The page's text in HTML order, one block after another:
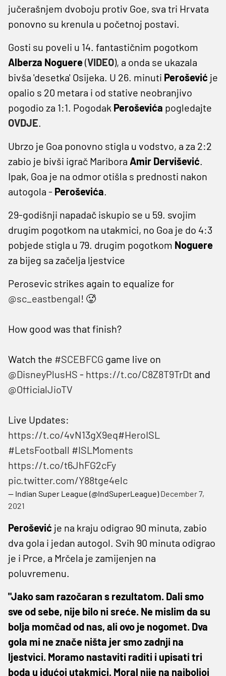
jučerašnjem dvoboju protiv Goe, sva tri Hrvata
ponovno su krenula u početnoj postavi.
Gosti su poveli u 14. fantastičnim pogotkom
Alberza Noguere(VIDEO), a onda se ukazala
bivša 'desetka' Osijeka. U 26. minuti Perošević je
opalio s 20 metara i od stative neobranjivo
pogodio za 1:1. Pogodak Peroševića pogledajte
OVDJE.
Ubrzo je Goa ponovno stigla u vodstvo, a za 2:2
zabio je bivši igrač Maribora Amir Dervišević.
Ipak, Goa je na odmor otišla s prednosti nakon
autogola - Peroševića.
29-godišnji napadač iskupio se u 59. svojim
drugim pogotkom na utakmici, no Goa je do 4:3
pobjede stigla u 79. drugim pogotkom Noguere
za bijeg sa začelja ljestvice
Perosevic strikes again to equalize for
@sc_eastbengal! 🥵
How good was that finish?
Watch the #SCEBFCG game live on
@DisneyPlusHS - https://t.co/C8Z8T9TrDt and
@OfficialJioTV
Live Updates:
https://t.co/4vN13gX9eq#HeroISL
#LetsFootball #ISLMoments
https://t.co/t6JhFG2cFy
pic.twitter.com/Y88tge4elc
— Indian Super League (@IndSuperLeague)December 7,
2021
Perošević je na kraju odigrao 90 minuta, zabio
dva gola i jedan autogol. Svih 90 minuta odigrao
je i Prce, a Mrčela je zamijenjen na
poluvremenu.
"Jako sam razočaran s rezultatom. Dali smo
sve od sebe, nije bilo ni sreće. Ne mislim da su
bolja momčad od nas, ali ovo je nogomet. Dva
gola mi ne znače ništa jer smo zadnji na
ljestvici. Moramo nastaviti raditi i upisati tri
boda u idućoj utakmici. Moral nije na najboljoj